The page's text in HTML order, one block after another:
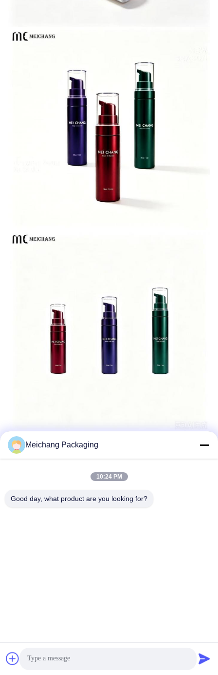
Meichang Packaging
10:24 PM
Good day, what product are you looking for?